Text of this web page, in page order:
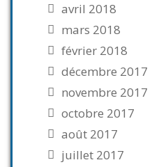
avril 2018
mars 2018
février 2018
décembre 2017
novembre 2017
octobre 2017
août 2017
juillet 2017